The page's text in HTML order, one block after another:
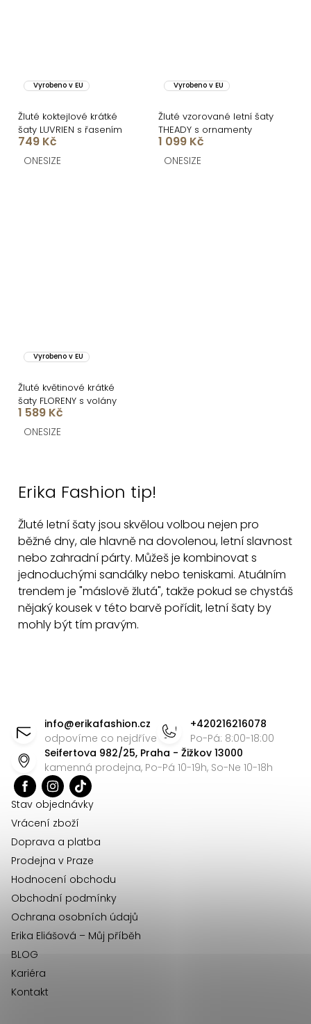
Vyrobeno v EU
Žluté koktejlové krátké
šaty LUVRIEN s řasením
749 Kč
ONESIZE
Vyrobeno v EU
Žluté vzorované letní šaty
THEADY s ornamenty
1 099 Kč
ONESIZE
Vyrobeno v EU
Žluté květinové krátké
šaty FLORENY s volány
1 589 Kč
ONESIZE
l
d
a
c
í
p
p
i
s
Erika Fashion tip!
Žluté letní šaty jsou skvělou volbou nejen pro
běžné dny, ale hlavně na dovolenou, letní slavnost
nebo zahradní párty. Můžeš je kombinovat s
jednoduchými sandálky nebo teniskami. Atuálním
trendem je "máslově žlutá", takže pokud se chystáš
nějaký kousek v této barvě pořídit, letní šaty by
mohly být tím pravým.
info@erikafashion.cz
odpovíme co nejdříve
+420216216078
Po-Pá: 8:00-18:00
Seifertova 982/25, Praha - Žižkov 13000
kamenná prodejna, Po-Pá 10-19h, So-Ne 10-18h
Stav objednávky
Vrácení zboží
Doprava a platba
Prodejna v Praze
Hodnocení obchodu
Obchodní podmínky
Ochrana osobních údajů
Erika Eliášová – Můj příběh
BLOG
Kariéra
Kontakt